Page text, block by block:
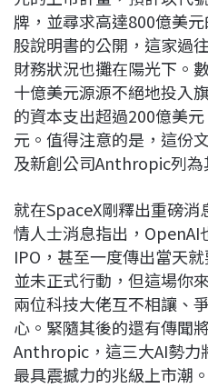
牌，並尋求高達800億美
股說明書的公開，這家過
財務狀況也攤在陽光下。
十億美元源源不絕地投入
的資本支出超過200億美
元。值得注意的是，這份
及新創公司Anthropic列為
就在SpaceX剛釋出重磅
情人士消息指出，OpenAI
IPO，甚至一度傳出當天
並未正式行動，但這場你
兩位科技大佬互不相讓、
心。緊隨其後的還有傳聞
Anthropic，這三大AI勢力
最具震撼力的兆級上市潮。